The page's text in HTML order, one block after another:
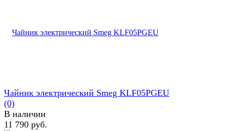
Чайник электрический Smeg KLF05PGEU
(0)
В наличии
11 790 руб.